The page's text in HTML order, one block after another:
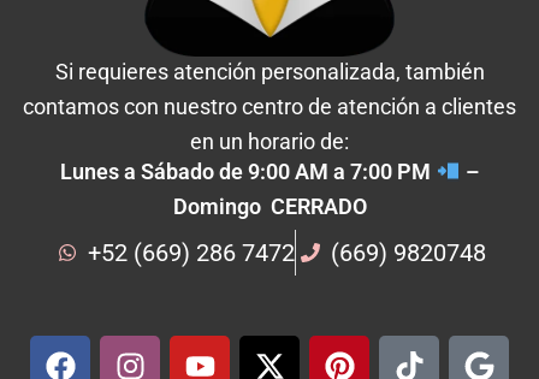
Si requieres atención personalizada, también
contamos con nuestro centro de atención a clientes
en un horario de:
Lunes a Sábado de 9:00 AM a 7:00 PM
–
Domingo CERRADO
+52 (669) 286 7472 (669) 9820748